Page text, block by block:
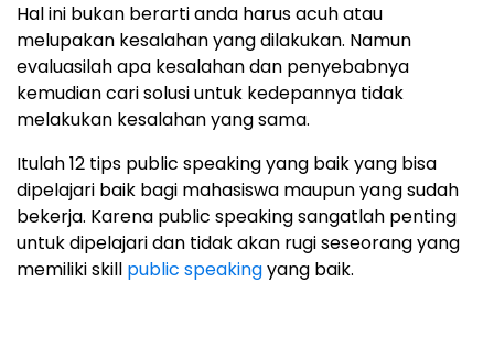
Hal ini bukan berarti anda harus acuh atau
melupakan kesalahan yang dilakukan. Namun
evaluasilah apa kesalahan dan penyebabnya
kemudian cari solusi untuk kedepannya tidak
melakukan kesalahan yang sama.
Itulah 12 tips public speaking yang baik yang bisa
dipelajari baik bagi mahasiswa maupun yang sudah
bekerja. Karena public speaking sangatlah penting
untuk dipelajari dan tidak akan rugi seseorang yang
memiliki skill public speakingyang baik.